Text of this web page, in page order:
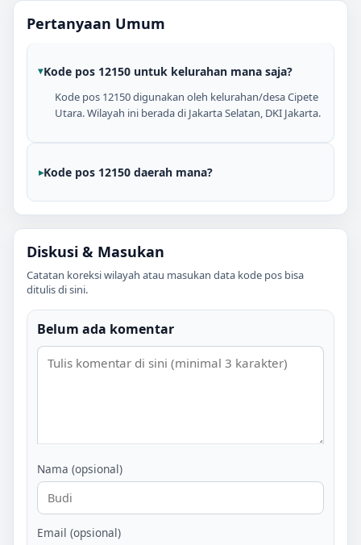
Pertanyaan Umum
Kode pos 12150 untuk kelurahan mana saja?
Kode pos 12150 digunakan oleh kelurahan/desa Cipete
Utara. Wilayah ini berada di Jakarta Selatan, DKI Jakarta.
Kode pos 12150 daerah mana?
Diskusi & Masukan
Catatan koreksi wilayah atau masukan data kode pos bisa
ditulis di sini.
Belum ada komentar
Nama (opsional)
Email (opsional)